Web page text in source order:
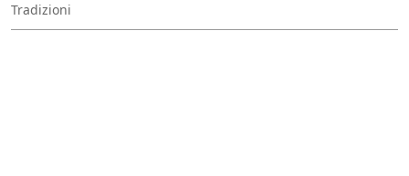
Tradizioni